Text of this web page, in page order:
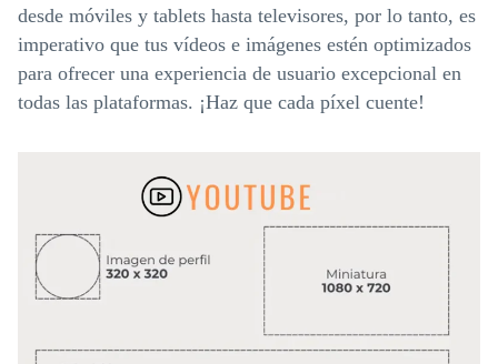
desde móviles y tablets hasta televisores, por lo tanto, es
imperativo que tus vídeos e imágenes estén optimizados
para ofrecer una experiencia de usuario excepcional en
todas las plataformas. ¡Haz que cada píxel cuente!